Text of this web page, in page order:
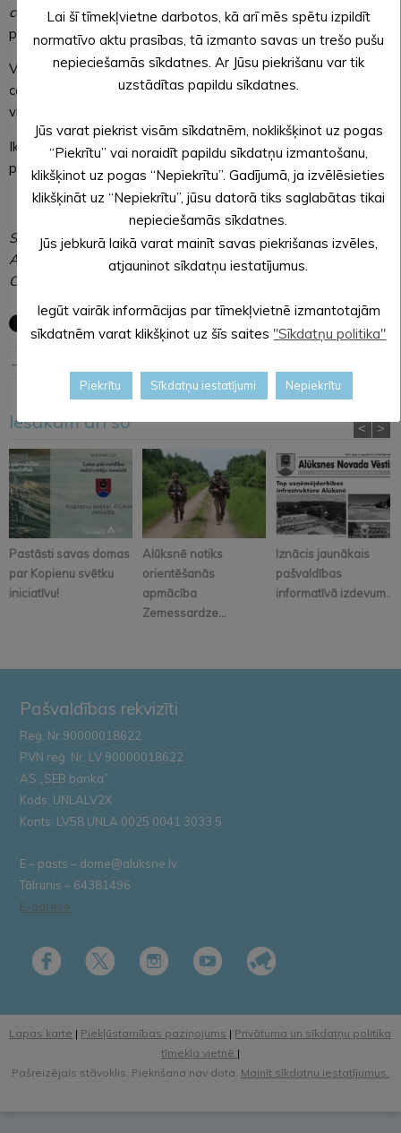
cappellaizpildījumā un otra dziesma var tikt izpildīta ar
pavadījumu.
Vokālo ansambļu skates rīkotājs ir Alūksnes novada Kultūras
centrs sadarbībā ar Alūksnes, Gulbenes un Balvu koru apriņķa
virsdiriģentu Uldi Kokaru.
Ikviens interesents aicināts nākt izbaudīt muzikālos
priekšnesumus. Ieeja skatē brīva.
Sagatavoja: Monta MELZOBA,
Alūksnes novada pašvaldības
Centrālās administrācijas sabiedrisko attiecību speciāliste
← Iepriekšējā ziņa
Iesakām arī šo
Pastāsti savas domas
par Kopienu svētku
iniciatīvu!
Alūksnē notiks
orientēšanās
apmācība
Zemessardze...
Iznācis jaunākais
pašvaldības
informatīvā izdevum...
< >
Pašvaldības rekvizīti
Reģ. Nr.90000018622
PVN reģ. Nr. LV 90000018622
AS „SEB banka”
Kods: UNLALV2X
Konts: LV58 UNLA 0025 0041 3033 5
E – pasts – dome@aluksne.lv
Tālrunis – 64381496
E-adrese
Lapas karte | Piekļūstamības paziņojums | Privātuma un sīkdatņu politika
tīmekļa vietnē |
Pašreizējais stāvoklis: Piekrišana nav dota. Mainīt sīkdatņu iestatījumus.
Lai šī tīmekļvietne darbotos, kā arī mēs spētu izpildīt
normatīvo aktu prasības, tā izmanto savas un trešo pušu
nepieciešamās sīkdatnes. Ar Jūsu piekrišanu var tik
uzstādītas papildu sīkdatnes.
Jūs varat piekrist visām sīkdatnēm, noklikšķinot uz pogas
“Piekrītu” vai noraidīt papildu sīkdatņu izmantošanu,
klikšķinot uz pogas “Nepiekrītu”. Gadījumā, ja izvēlēsieties
klikšķināt uz “Nepiekrītu”, jūsu datorā tiks saglabātas tikai
nepieciešamās sīkdatnes.
Jūs jebkurā laikā varat mainīt savas piekrišanas izvēles,
atjauninot sīkdatņu iestatījumus.
Iegūt vairāk informācijas par tīmekļvietnē izmantotajām
sīkdatnēm varat klikšķinot uz šīs saites "Sīkdatņu politika"
Piekrītu Sīkdatņu iestatījumi Nepiekrītu